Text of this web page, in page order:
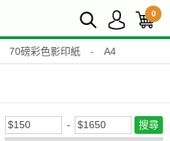
0
70磅彩色影印紙 - A4